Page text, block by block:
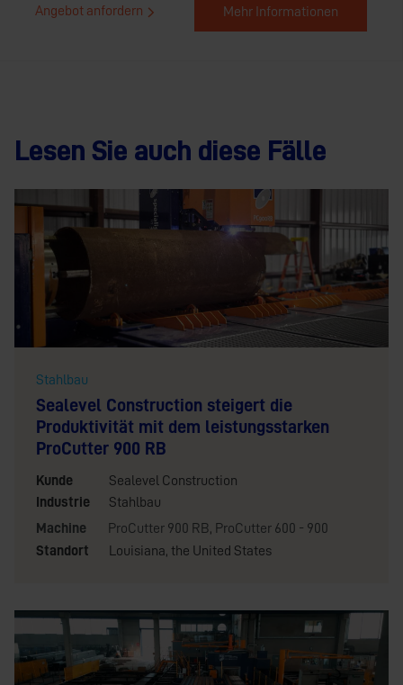
Angebot anfordern Mehr Informationen
Lesen Sie auch diese Fälle
Stahlbau
Sealevel Construction steigert die
Produktivität mit dem leistungsstarken
ProCutter 900 RB
Kunde
Sealevel Construction
Industrie
Stahlbau
Machine
ProCutter 900 RB, ProCutter 600 - 900
Standort
Louisiana, the United States